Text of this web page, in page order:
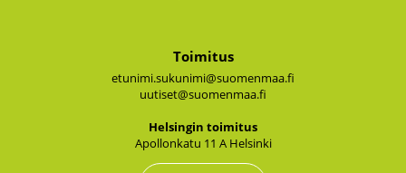
Toimitus
etunimi.sukunimi@suomenmaa.fi
uutiset@suomenmaa.fi
Hel­sin­gin toi­mi­tus
Apol­lon­ka­tu 11 A Hel­sin­ki